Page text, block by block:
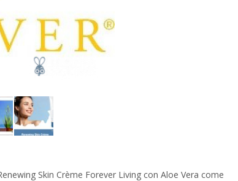
Skin Crème Forever Living con Aloe Vera come